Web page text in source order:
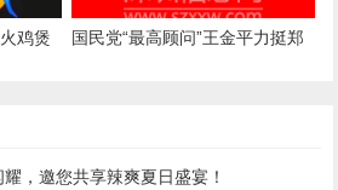
万元，二人均获刑
鸡煲
子：
国民党“最高顾问”王金平力挺郑
，邀您共享辣爽夏日盛宴！